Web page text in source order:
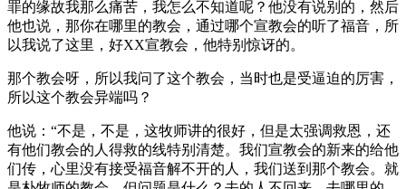
罪的缘故我那么痛苦，我怎么不知道呢？他没有说别的，然后
他也说，那你在哪里的教会，通过哪个宣教会的听了福音，所
以我说了这里，好XX宣教会，他特别惊讶的。
那个教会呀，所以我问了这个教会，当时也是受逼迫的厉害，
所以这个教会异端吗？
他说：“不是，不是，这牧师讲的很好，但是太强调救恩，还
有他们教会的人得救的线特别清楚。我们宣教会的新来的给他
们传，心里没有接受福音解不开的人，我们送到那个教会。就